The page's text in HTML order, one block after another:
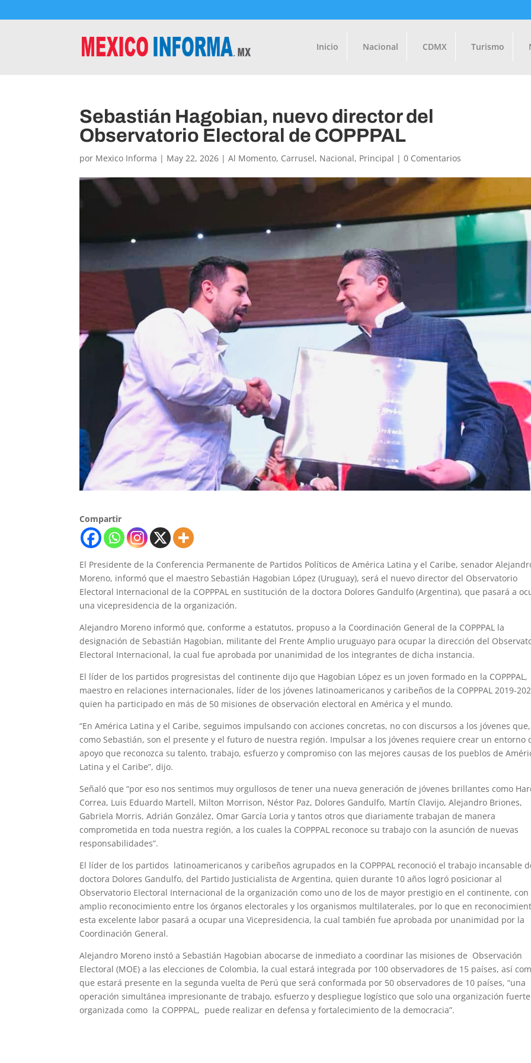
Inicio Nacional CDMX Turismo
Sebastián Hagobian, nuevo director del
Observatorio Electoral de COPPPAL
por Mexico Informa | May 22, 2026 |Al Momento, Carrusel, Nacional, Principal |0 Comentarios
Compartir
El Presidente de la Conferencia Permanente de Partidos Políticos de América Latina y el Caribe, senador
Moreno, informó que el maestro Sebastián Hagobian López (Uruguay), será el nuevo director del Observatorio
Electoral Internacional de la COPPPAL en sustitución de la doctora Dolores Gandulfo (Argentina), que pasará a
una vicepresidencia de la organización.
Alejandro Moreno informó que, conforme a estatutos, propuso a la Coordinación General de la COPPPAL la
designación de Sebastián Hagobian, militante del Frente Amplio uruguayo para ocupar la dirección del
Electoral Internacional, la cual fue aprobada por unanimidad de los integrantes de dicha instancia.
El líder de los partidos progresistas del continente dijo que Hagobian López es un joven formado en la COPPPAL,
maestro en relaciones internacionales, líder de los jóvenes latinoamericanos y caribeños de la COPPPAL 2019-
quien ha participado en más de 50 misiones de observación electoral en América y el mundo.
“En América Latina y el Caribe, seguimos impulsando con acciones concretas, no con discursos a los jóvenes que,
como Sebastián, son el presente y el futuro de nuestra región. Impulsar a los jóvenes requiere crear un entorno
apoyo que reconozca su talento, trabajo, esfuerzo y compromiso con las mejores causas de los pueblos de
Latina y el Caribe”, dijo.
Señaló que “por eso nos sentimos muy orgullosos de tener una nueva generación de jóvenes brillantes como
Correa, Luis Eduardo Martell, Milton Morrison, Néstor Paz, Dolores Gandulfo, Martín Clavijo, Alejandro Briones,
Gabriela Morris, Adrián González, Omar García Loria y tantos otros que diariamente trabajan de manera
comprometida en toda nuestra región, a los cuales la COPPPAL reconoce su trabajo con la asunción de nuevas
responsabilidades”.
El líder de los partidos latinoamericanos y caribeños agrupados en la COPPPAL reconoció el trabajo incansable
doctora Dolores Gandulfo, del Partido Justicialista de Argentina, quien durante 10 años logró posicionar al
Observatorio Electoral Internacional de la organización como uno de los de mayor prestigio en el continente, con
amplio reconocimiento entre los órganos electorales y los organismos multilaterales, por lo que en
esta excelente labor pasará a ocupar una Vicepresidencia, la cual también fue aprobada por unanimidad por la
Coordinación General.
Alejandro Moreno instó a Sebastián Hagobian abocarse de inmediato a coordinar las misiones de Observación
Electoral (MOE) a las elecciones de Colombia, la cual estará integrada por 100 observadores de 15 países, así
que estará presente en la segunda vuelta de Perú que será conformada por 50 observadores de 10 países, “una
operación simultánea impresionante de trabajo, esfuerzo y despliegue logístico que solo una organización
organizada como la COPPPAL, puede realizar en defensa y fortalecimiento de la democracia”.